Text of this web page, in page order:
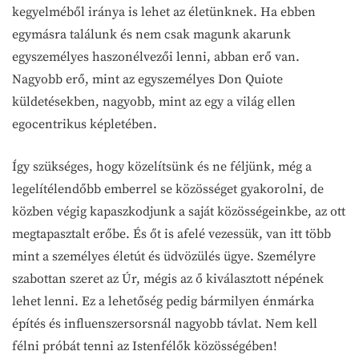
kegyelméből iránya is lehet az életünknek. Ha ebben
egymásra találunk és nem csak magunk akarunk
egyszemélyes haszonélvezői lenni, abban erő van.
Nagyobb erő, mint az egyszemélyes Don Quiote
küldetésekben, nagyobb, mint az egy a világ ellen
egocentrikus képletében.
Így szükséges, hogy közelítsünk és ne féljünk, még a
legelítélendőbb emberrel se közösséget gyakorolni, de
közben végig kapaszkodjunk a saját közösségeinkbe, az ott
megtapasztalt erőbe. És őt is afelé vezessük, van itt több
mint a személyes életút és üdvözülés ügye. Személyre
szabottan szeret az Úr, mégis az ő kiválasztott népének
lehet lenni. Ez a lehetőség pedig bármilyen énmárka
építés és influenszersorsnál nagyobb távlat. Nem kell
félni próbát tenni az Istenfélők közösségében!